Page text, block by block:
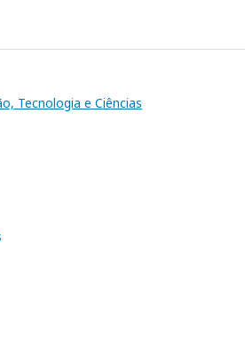
Tecnologia e Ciências